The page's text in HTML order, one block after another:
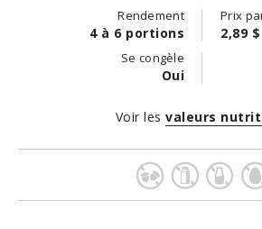
Rendement
4 à 6 portions
Prix
2,89 $
Se congèle
Oui
Voir les valeurs